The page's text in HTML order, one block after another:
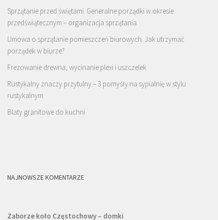
Sprzątanie przed świętami. Generalne porządki w okresie
przedświątecznym – organizacja sprzątania
Umowa o sprzątanie pomieszczeń biurowych. Jak utrzymać
porządek w biurze?
Frezowanie drewna, wycinanie plexi i uszczelek
Rustykalny znaczy przytulny – 3 pomysły na sypialnię w stylu
rustykalnym
Blaty granitowe do kuchni
NAJNOWSZE KOMENTARZE
Zaborze koło Częstochowy – domki